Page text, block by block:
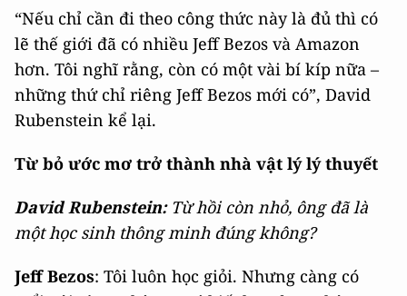
“Nếu chỉ cần đi theo công thức này là đủ thì có
lẽ thế giới đã có nhiều Jeff Bezos và Amazon
hơn. Tôi nghĩ rằng, còn có một vài bí kíp nữa –
những thứ chỉ riêng Jeff Bezos mới có”, David
Rubenstein kể lại.
Từ bỏ ước mơ trở thành nhà vật lý lý thuyết
David Rubenstein: Từ hồi còn nhỏ, ông đã là
một học sinh thông minh đúng không?
Jeff Bezos: Tôi luôn học giỏi. Nhưng càng có